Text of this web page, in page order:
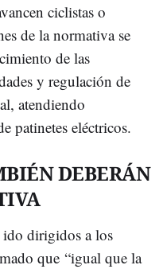
ciclistas o
de la normativa se
de las
y regulación de
atendiendo
patinetes eléctricos.
DEBERÁN
dirigidos a los
que “igual que la